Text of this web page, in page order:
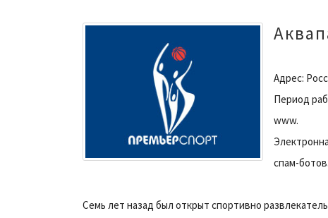
Адрес:
Период
www.
спам-
Семь лет назад был открыт спортивно